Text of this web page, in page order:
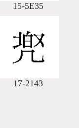
15-5E35
17-2143